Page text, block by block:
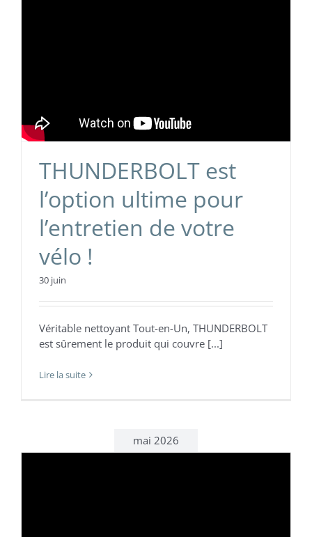
THUNDERBOLT est
l’option ultime pour
l’entretien de votre
vélo !
30 juin
Véritable nettoyant Tout-en-Un, THUNDERBOLT
est sûrement le produit qui couvre [...]
Lire la suite
mai 2026